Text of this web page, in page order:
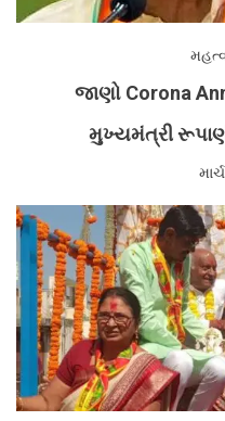
જાણો Corona
મુખ્યમંત્રી